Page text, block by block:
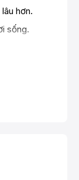
hơn.
sống.
bếp.